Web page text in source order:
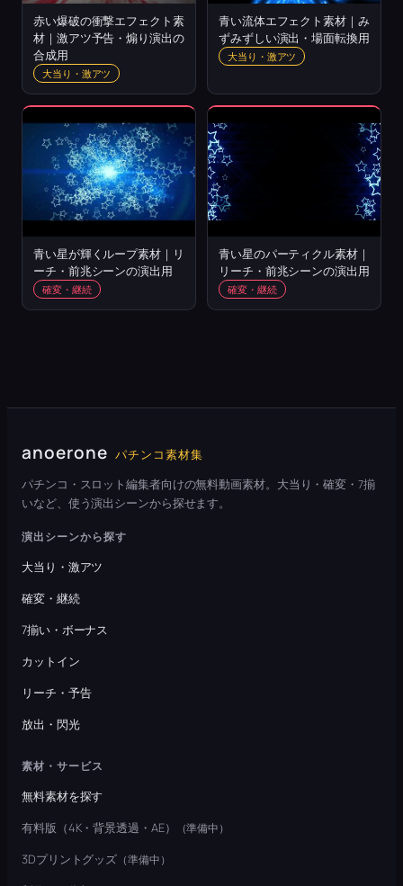
赤い爆破の衝撃エフェクト素
材｜激アツ予告・煽り演出の
合成用
大当り・激アツ
青い流体エフェクト素材｜み
ずみずしい演出・場面転換用
大当り・激アツ
青い星が輝くループ素材｜リ
ーチ・前兆シーンの演出用
確変・継続
青い星のパーティクル素材｜
リーチ・前兆シーンの演出用
確変・継続
anoerone パチンコ素材集
パチンコ・スロット編集者向けの無料動画素材。大当り・確変・7揃
いなど、使う演出シーンから探せます。
演出シーンから探す
大当り・激アツ
確変・継続
7揃い・ボーナス
カットイン
リーチ・予告
放出・閃光
素材・サービス
無料素材を探す
有料版（4K・背景透過・AE）
（準備中）
3Dプリントグッズ （準備中）